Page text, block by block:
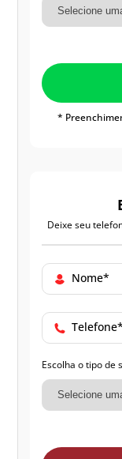
*
Deixe seu
Nome*
Telefone*
Escolha o tipo de